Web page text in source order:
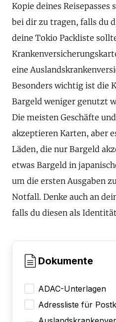
Kopie deines
bei dir zu tragen, falls du
deine Tokio Packliste
eine
Besonders wichtig ist die
Bargeld weniger genutzt
Die meisten Geschäfte
akzeptieren Karten, aber
Läden, die nur Bargeld
etwas Bargeld in
um die ersten Ausgaben
Notfall. Denke auch an
falls du diesen als
Dokumente
ADAC-Unterlagen
Adressliste für